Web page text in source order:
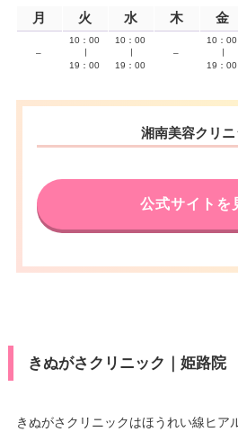
月 火 水 木 金
–
10：00
19：00
10：00
19：00
–
10：00
19：00
湘南美容クリニ
公式サイトを
きぬがさクリニック｜姫路院
きぬがさクリニックはほうれい線ヒア